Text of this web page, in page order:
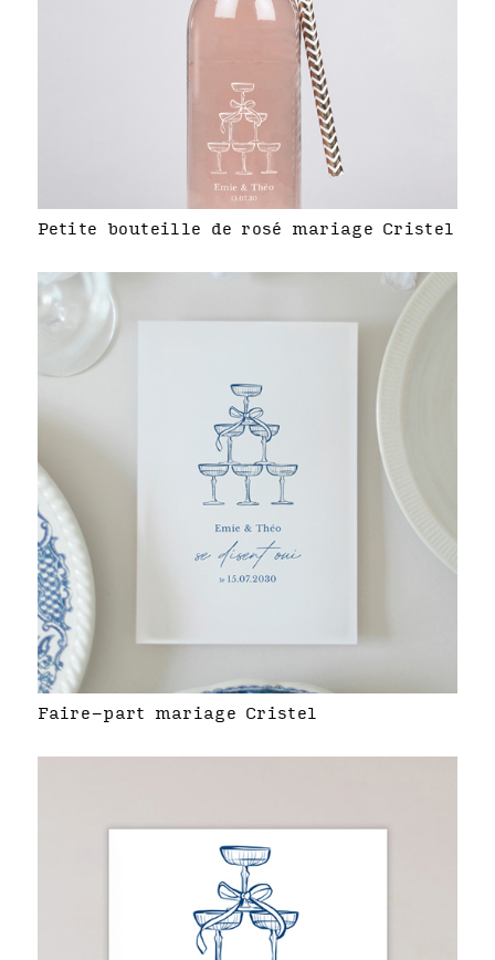
Petite bouteille de rosé mariage Cristel
Faire-part mariage Cristel